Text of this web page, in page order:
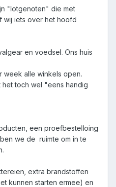
"lotgenoten" die met
wij iets over het hoofd
en voedsel. Ons huis
week alle winkels open.
toch wel "eens handig
een proefbestelloing
we de  ruimte om in te
extra brandstoffen
kunnen starten ermee) en